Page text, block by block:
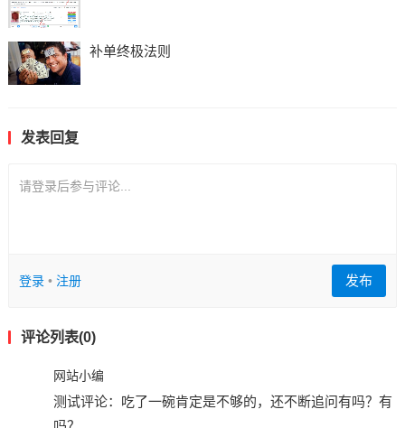
补单终极法则
发表回复
请登录后参与评论...
登录• 注册 发布
评论列表(0)
网站小编
测试评论：吃了一碗肯定是不够的，还不断追问有吗？有